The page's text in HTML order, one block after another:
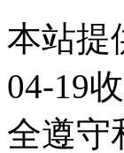
本站提
04-19
全遵守